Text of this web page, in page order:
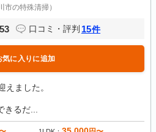
市の特殊清掃）
口コミ・評判 15件
気に入りに追加
えました。
るだ...